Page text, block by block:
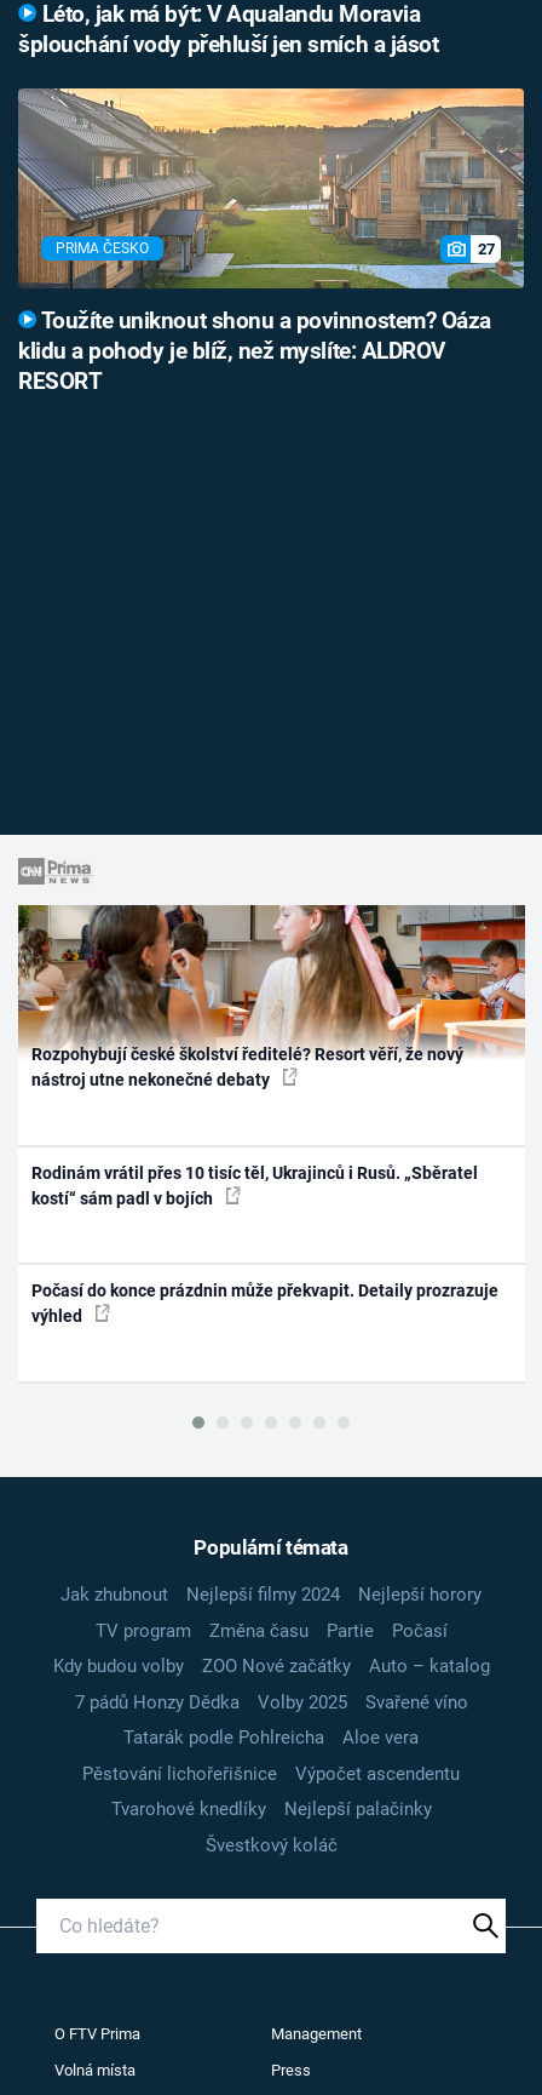
Léto, jak má být: V Aqualandu Moravia
šplouchání vody přehluší jen smích a jásot
PRIMA ČESKO 27
Toužíte uniknout shonu a povinnostem? Oáza
klidu a pohody je blíž, než myslíte: ALDROV
RESORT
Rozpohybují české školství ředitelé? Resort věří, že nový
nástroj utne nekonečné debaty
Rodinám vrátil přes 10 tisíc těl, Ukrajinců i Rusů. „Sběratel
kostí“ sám padl v bojích
Počasí do konce prázdnin může překvapit. Detaily prozrazuje
výhled
Populární témata
Jak zhubnout Nejlepší filmy 2024
Nejlepší horory
TV program
Změna času Partie
Počasí
Kdy budou volby
ZOO Nové začátky
Auto – katalog
7 pádů Honzy Dědka
Volby 2025
Svařené víno
Tatarák podle Pohlreicha
Aloe vera
Pěstování lichořeřišnice
Výpočet ascendentu
Tvarohové knedlíky
Nejlepší palačinky
Švestkový koláč
O FTV Prima Management
Volná místa Press